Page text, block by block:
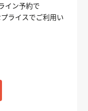
イン予約で
ライスでご利用い